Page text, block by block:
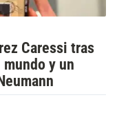
Caressi tras
y un